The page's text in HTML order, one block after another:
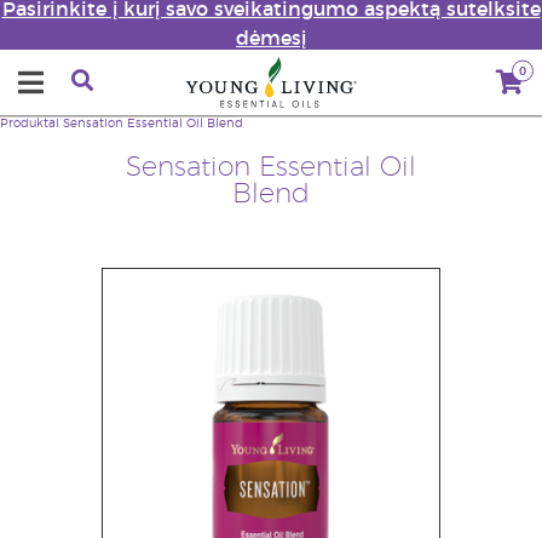
Pasirinkite į kurį savo sveikatingumo aspektą sutelksite
dėmesį
0
Sensation Essential Oil
Blend
Produktai Sensation Essential Oil Blend